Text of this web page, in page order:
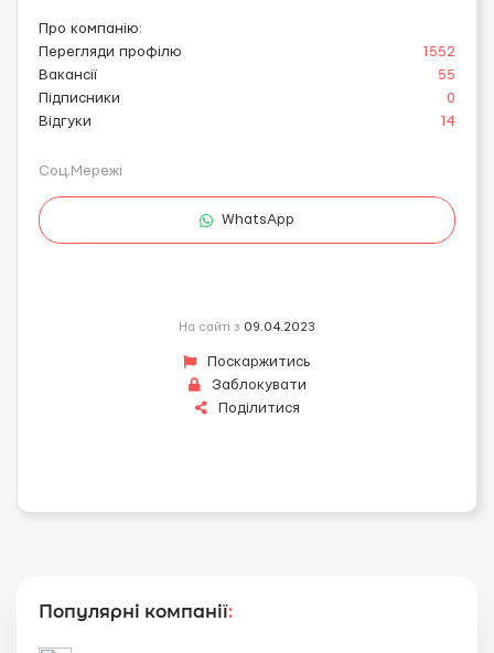
Про компанію:
Перегляди профілю
1552
Вакансії
55
Підписники
0
Відгуки
14
Соц.Мережі
WhatsApp
На сайті з 09.04.2023
Поскаржитись
Заблокувати
Поділитися
Популярні компанії: